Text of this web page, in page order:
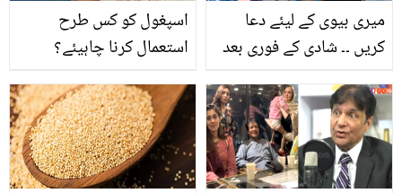
اسپغول کو کس طرح
استعمال کرنا چاہیئے؟
انگیز فوائد اور استعمال
کرنے کا صحیح طریقہ
میری بیوی کے لیئے دعا
کریں ۔۔ شادی کے فوری بعد
داخل، لاریب خالد نے
مداحوں سے کیا درخواست
کردی؟